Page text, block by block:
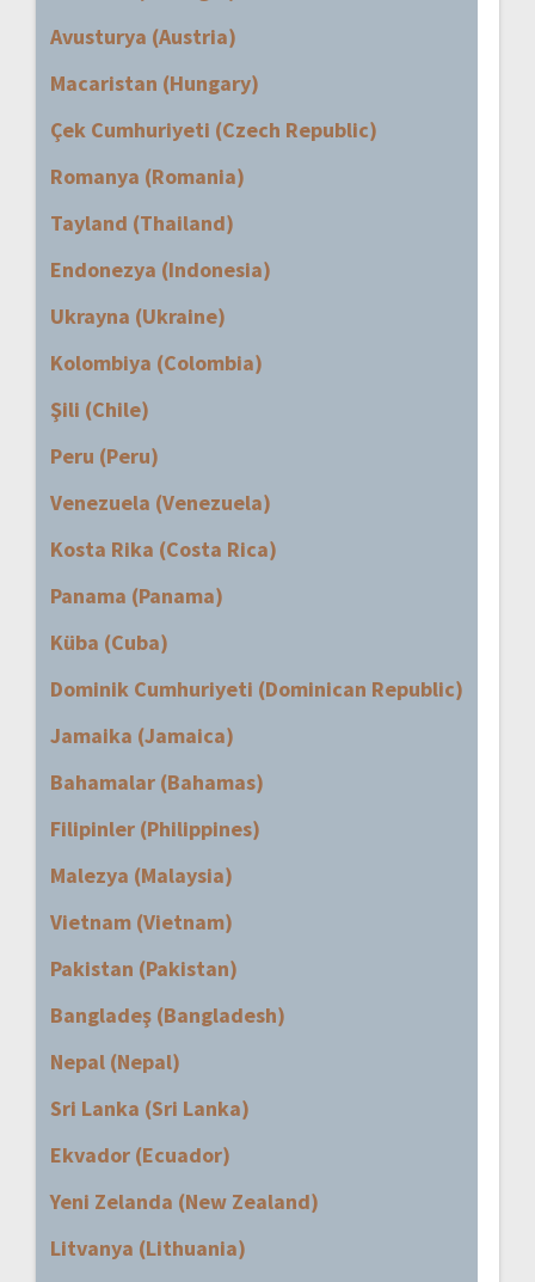
Avusturya (Austria)
Macaristan (Hungary)
Çek Cumhuriyeti (Czech Republic)
Romanya (Romania)
Tayland (Thailand)
Endonezya (Indonesia)
Ukrayna (Ukraine)
Kolombiya (Colombia)
Şili (Chile)
Peru (Peru)
Venezuela (Venezuela)
Kosta Rika (Costa Rica)
Panama (Panama)
Küba (Cuba)
Dominik Cumhuriyeti (Dominican Republic)
Jamaika (Jamaica)
Bahamalar (Bahamas)
Filipinler (Philippines)
Malezya (Malaysia)
Vietnam (Vietnam)
Pakistan (Pakistan)
Bangladeş (Bangladesh)
Nepal (Nepal)
Sri Lanka (Sri Lanka)
Ekvador (Ecuador)
Yeni Zelanda (New Zealand)
Litvanya (Lithuania)